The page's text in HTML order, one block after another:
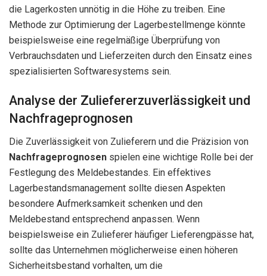
die Lagerkosten unnötig in die Höhe zu treiben. Eine
Methode zur Optimierung der Lagerbestellmenge könnte
beispielsweise eine regelmäßige Überprüfung von
Verbrauchsdaten und Lieferzeiten durch den Einsatz eines
spezialisierten Softwaresystems sein.
Analyse der Zuliefererzuverlässigkeit und
Nachfrageprognosen
Die Zuverlässigkeit von Zulieferern und die Präzision von
Nachfrageprognosen spielen eine wichtige Rolle bei der
Festlegung des Meldebestandes. Ein effektives
Lagerbestandsmanagement sollte diesen Aspekten
besondere Aufmerksamkeit schenken und den
Meldebestand entsprechend anpassen. Wenn
beispielsweise ein Zulieferer häufiger Lieferengpässe hat,
sollte das Unternehmen möglicherweise einen höheren
Sicherheitsbestand vorhalten, um die